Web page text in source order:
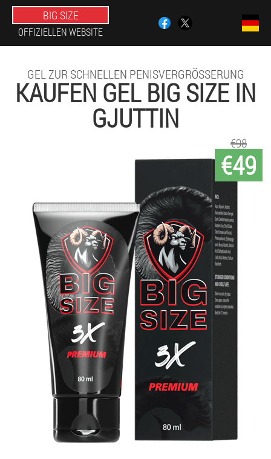
BIG SIZE
OFFIZIELLEN WEBSITE
GEL ZUR SCHNELLEN PENISVERGRÖSSERUNG
KAUFEN GEL BIG SIZE IN
GJUTTIN
€49
€98